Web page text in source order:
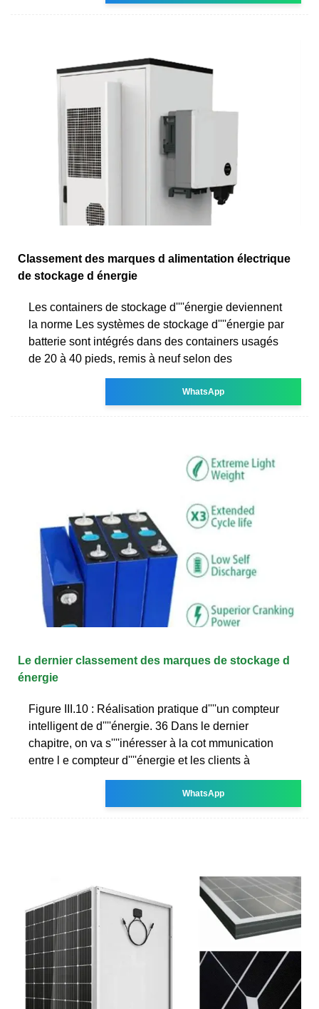
Classement des marques d alimentation électrique
de stockage d énergie
Les containers de stockage d''''énergie deviennent
la norme Les systèmes de stockage d''''énergie par
batterie sont intégrés dans des containers usagés
de 20 à 40 pieds, remis à neuf selon des
WhatsApp
Le dernier classement des marques de stockage d
énergie
Figure III.10 : Réalisation pratique d''''un compteur
intelligent de d''''énergie. 36 Dans le dernier
chapitre, on va s''''inéresser à la cot mmunication
entre l e compteur d''''énergie et les clients à
WhatsApp